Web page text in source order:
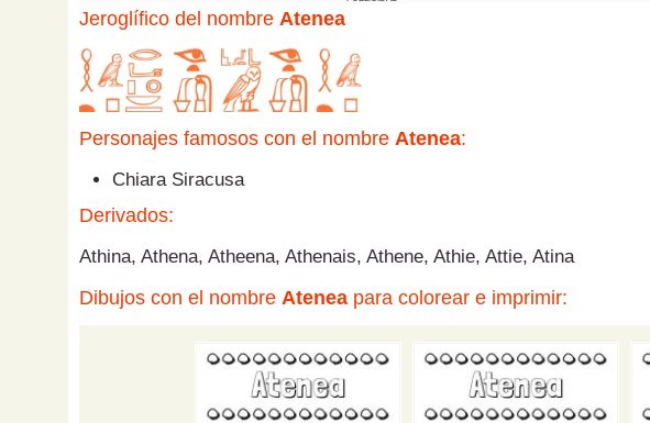
Jeroglífico del nombre Atenea
Personajes famosos con el nombre Atenea:
Chiara Siracusa
Derivados:
Athina, Athena, Atheena, Athenais, Athene, Athie, Attie, Atina
Dibujos con el nombre Atenea para colorear e imprimir: